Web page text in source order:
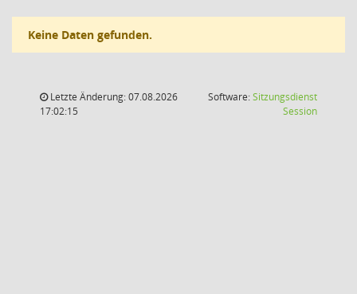
Keine Daten gefunden.
Letzte Änderung: 07.08.2026
17:02:15
Software:Sitzungsdienst
Session(Wird in